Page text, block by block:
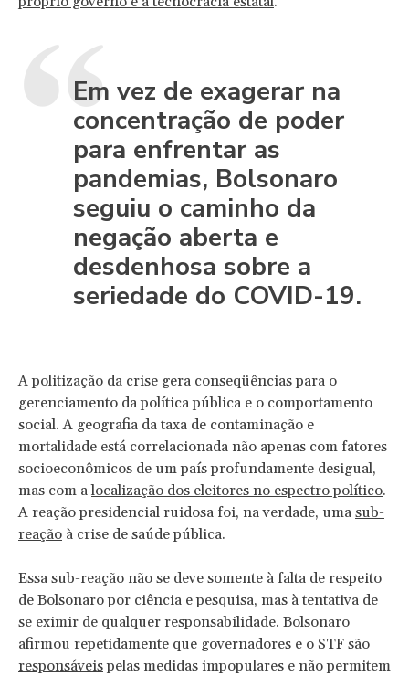
Em vez de exagerar na
concentração de poder
para enfrentar as
pandemias, Bolsonaro
seguiu o caminho da
negação aberta e
desdenhosa sobre a
seriedade do COVID-19.
A politização da crise gera conseqüências para o
gerenciamento da política pública e o comportamento
social. A geografia da taxa de contaminação e
mortalidade está correlacionada não apenas com fatores
socioeconômicos de um país profundamente desigual,
mas com alocalização dos eleitores no espectro político.
A reação presidencial ruidosa foi, na verdade, uma sub-
reação à crise de saúde pública.
Essa sub-reação não se deve somente à falta de respeito
de Bolsonaro por ciência e pesquisa, mas à tentativa de
se eximir de qualquer responsabilidade. Bolsonaro
afirmou repetidamente que governadores e o STF são
responsáveispelas medidas impopulares e não permitem